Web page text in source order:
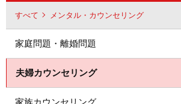
すべて メンタル・カウンセリング
家庭問題・離婚問題
夫婦カウンセリング